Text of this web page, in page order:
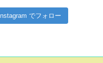
Instagram でフォロー